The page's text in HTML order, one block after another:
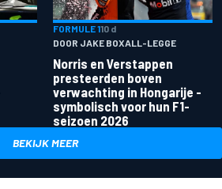
FORMULE 110 d
DOOR JAKE BOXALL-LEGGE
Norris en Verstappen
presteerden boven
verwachting in Hongarije -
symbolisch voor hun F1-
seizoen 2026
BEKIJK MEER